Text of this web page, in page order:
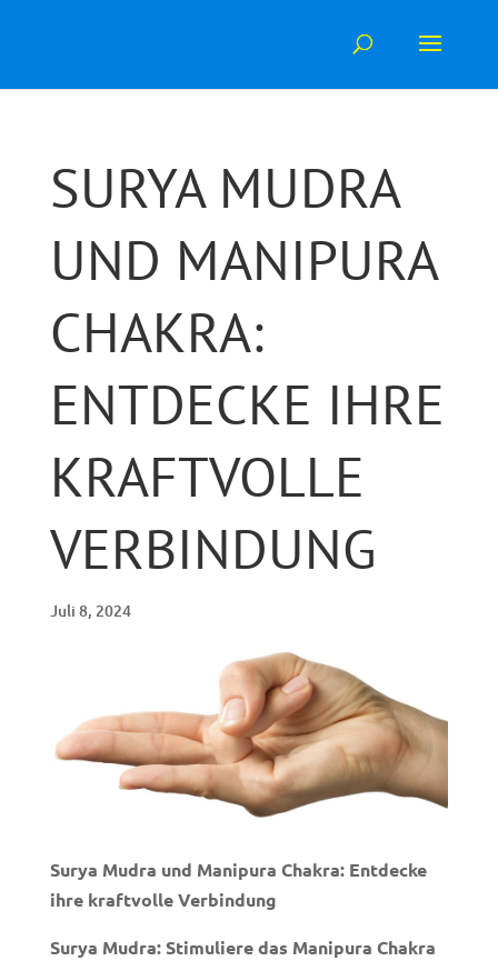
SURYA MUDRA
UND MANIPURA
CHAKRA:
ENTDECKE IHRE
KRAFTVOLLE
VERBINDUNG
Juli 8, 2024
Surya Mudra und Manipura Chakra: Entdecke
ihre kraftvolle Verbindung
Surya Mudra: Stimuliere das Manipura Chakra